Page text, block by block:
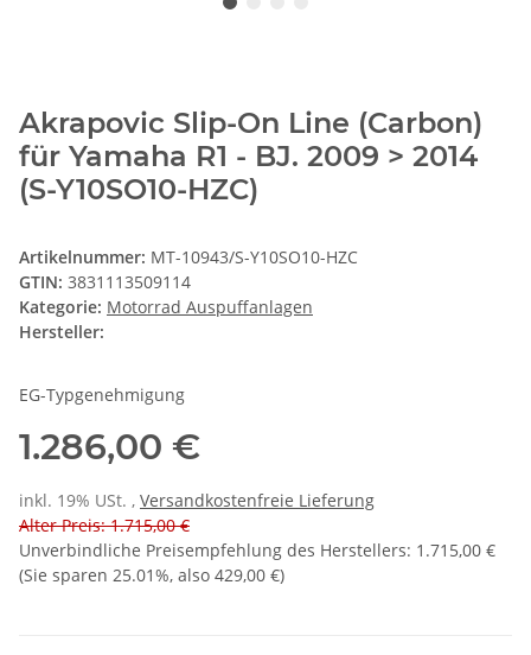
Akrapovic Slip-On Line (Carbon)
für Yamaha R1 - BJ. 2009 > 2014
(S-Y10SO10-HZC)
Artikelnummer: MT-10943/S-Y10SO10-HZC
GTIN: 3831113509114
Kategorie: Motorrad Auspuffanlagen
Hersteller:
EG-Typgenehmigung
1.286,00 €
inkl. 19% USt. , Versandkostenfreie Lieferung
Alter Preis: 1.715,00 €
Unverbindliche Preisempfehlung des Herstellers: 1.715,00 €
(Sie sparen 25.01%, also 429,00 €)